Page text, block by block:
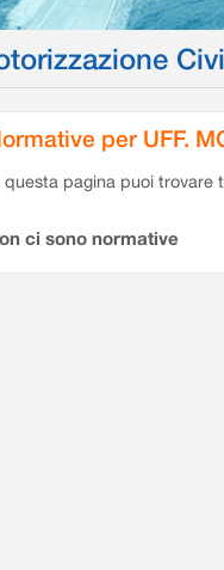
per UFF.
questa pagina puoi
ci sono normative